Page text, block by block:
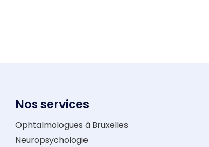
Nos services
Ophtalmologues à Bruxelles
Neuropsychologie